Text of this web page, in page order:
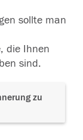
sollte man
die Ihnen
sind.
zu